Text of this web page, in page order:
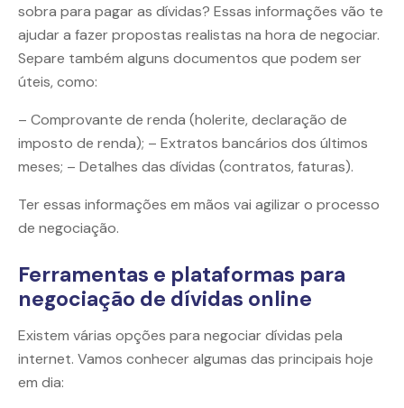
sobra para pagar as dívidas? Essas informações vão te
ajudar a fazer propostas realistas na hora de negociar.
Separe também alguns documentos que podem ser
úteis, como:
– Comprovante de renda (holerite, declaração de
imposto de renda); – Extratos bancários dos últimos
meses; – Detalhes das dívidas (contratos, faturas).
Ter essas informações em mãos vai agilizar o processo
de negociação.
Ferramentas e plataformas para
negociação de dívidas online
Existem várias opções para negociar dívidas pela
internet. Vamos conhecer algumas das principais hoje
em dia: